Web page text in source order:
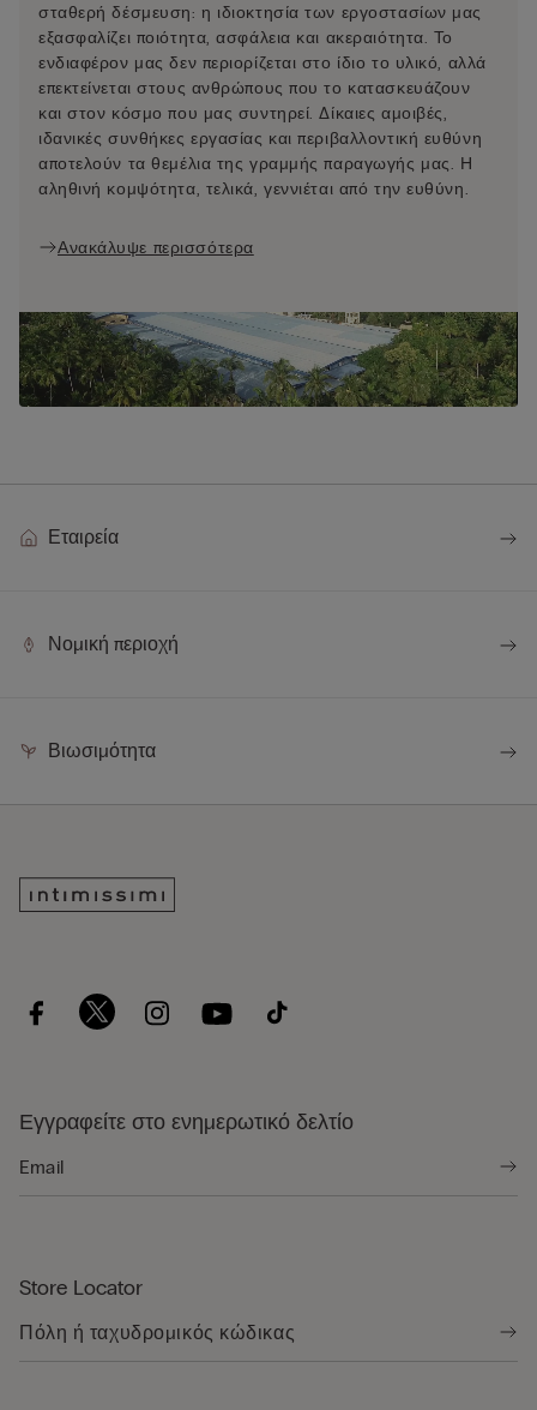
σταθερή δέσμευση: η ιδιοκτησία των εργοστασίων μας
εξασφαλίζει ποιότητα, ασφάλεια και ακεραιότητα. Το
ενδιαφέρον μας δεν περιορίζεται στο ίδιο το υλικό, αλλά
επεκτείνεται στους ανθρώπους που το κατασκευάζουν
και στον κόσμο που μας συντηρεί. Δίκαιες αμοιβές,
ιδανικές συνθήκες εργασίας και περιβαλλοντική ευθύνη
αποτελούν τα θεμέλια της γραμμής παραγωγής μας. Η
αληθινή κομψότητα, τελικά, γεννιέται από την ευθύνη.
Ανακάλυψε περισσότερα
Εταιρεία
Νομική περιοχή
Βιωσιμότητα
Εγγραφείτε στο ενημερωτικό δελτίο
Store Locator